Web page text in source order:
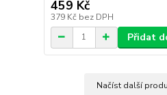
459 Kč
379 Kč bez DPH
Přidat
Načíst další